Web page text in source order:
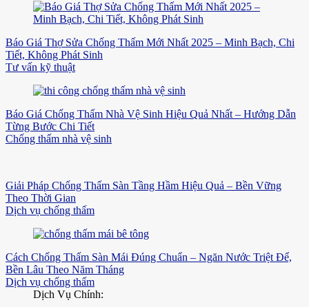
Báo Giá Thợ Sửa Chống Thấm Mới Nhất 2025 – Minh Bạch, Chi
Tiết, Không Phát Sinh
Tư vấn kỹ thuật
Báo Giá Chống Thấm Nhà Vệ Sinh Hiệu Quả Nhất – Hướng Dẫn
Từng Bước Chi Tiết
Chống thấm nhà vệ sinh
Giải Pháp Chống Thấm Sàn Tầng Hầm Hiệu Quả – Bền Vững
Theo Thời Gian
Dịch vụ chống thấm
Cách Chống Thấm Sàn Mái Đúng Chuẩn – Ngăn Nước Triệt Để,
Bền Lâu Theo Năm Tháng
Dịch vụ chống thấm
Dịch Vụ Chính: